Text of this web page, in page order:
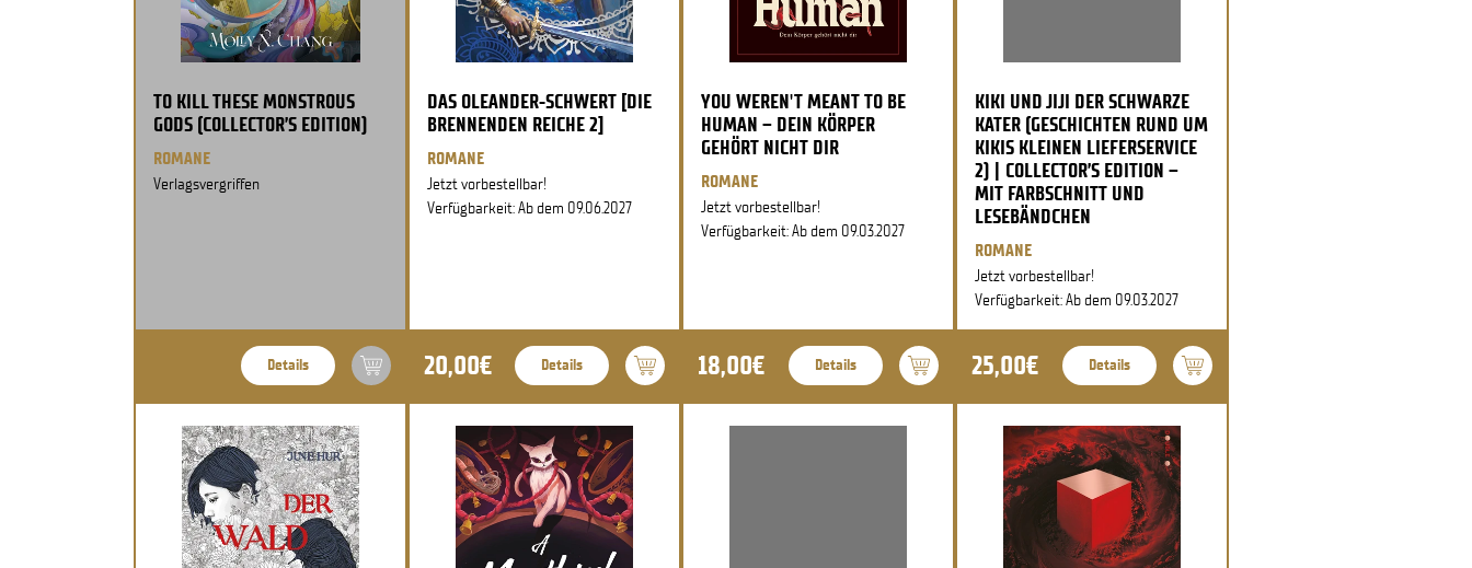
TO KILL THESE MONSTROUS
GODS (COLLECTOR’S EDITION)
ROMANE
Verlagsvergriffen
Details
DAS OLEANDER-SCHWERT [DIE
BRENNENDEN REICHE 2]
ROMANE
Jetzt vorbestellbar!
Verfügbarkeit: Ab dem 09.06.2027
20,00€ Details
YOU WEREN'T MEANT TO BE
HUMAN – DEIN KÖRPER
GEHÖRT NICHT DIR
ROMANE
Jetzt vorbestellbar!
Verfügbarkeit: Ab dem 09.03.2027
18,00€ Details
KIKI UND JIJI DER SCHWARZE
KATER (GESCHICHTEN RUND UM
KIKIS KLEINEN LIEFERSERVICE
2) | COLLECTOR’S EDITION –
MIT FARBSCHNITT UND
LESEBÄNDCHEN
ROMANE
Jetzt vorbestellbar!
Verfügbarkeit: Ab dem 09.03.2027
25,00€ Details